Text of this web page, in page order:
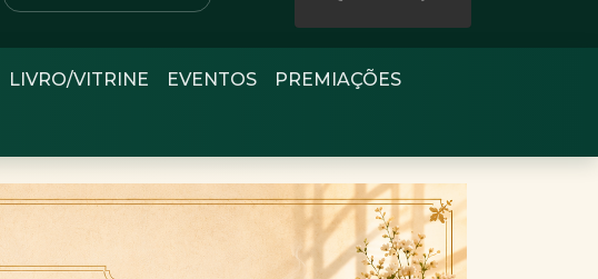
LIVRO/VITRINE EVENTOS PREMIAÇÕES